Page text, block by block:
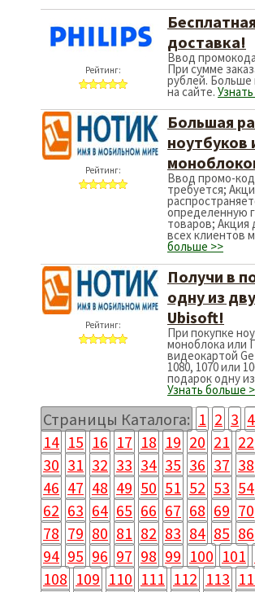
Рейтинг:
Бесплатная
доставка!
Ввод
При сумме
рублей.
на сайте.
Рейтинг:
Большая
ноутбуков
Ввод промо-
требуется;
определенную
товаров; Акция
всех клиентов
больше >>
Рейтинг:
Получи в
одну из
Ubisoft!
При покупке
моноблока или
видеокартой
1080, 1070 или
подарок одну
Узнать больше
Страницы Каталога: 1 2 3 4
14 15 16 17 18 19 20 21 22
30 31 32 33 34 35 36 37 38
46 47 48 49 50 51 52 53 54
62 63 64 65 66 67 68 69 70
78 79 80 81 82 83 84 85 86
94 95 96 97 98 99 100 101
108 109 110 111 112 113